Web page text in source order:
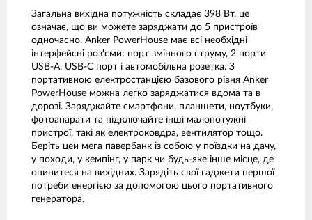
Загальна вихідна потужність складає 398 Вт, це
означає, що ви можете заряджати до 5 пристроїв
одночасно. Anker PowerHouse має всі необхідні
інтерфейсні роз'єми: порт змінного струму, 2 порти
USB-A, USB-C порт і автомобільна розетка. З
портативною електростанцією базового рівня Anker
PowerHouse можна легко заряджатися вдома та в
дорозі. Заряджайте смартфони, планшети, ноутбуки,
фотоапарати та підключайте інші малопотужні
пристрої, такі як електроковдра, вентилятор тощо.
Беріть цей мега павербанк із собою у поїздки на дачу,
у походи, у кемпінг, у парк чи будь-яке інше місце, де
опинитеся на вихідних. Зарядіть свої гаджети першої
потреби енергією за допомогою цього портативного
генератора.